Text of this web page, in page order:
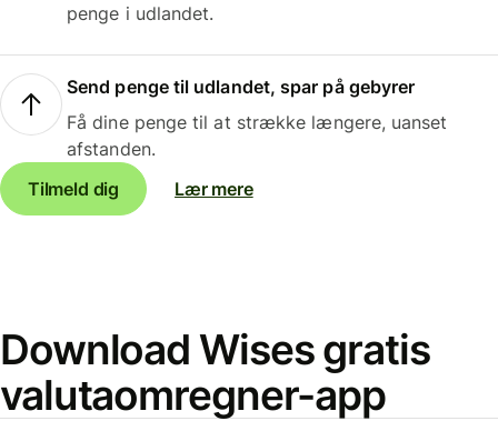
penge i udlandet.
Send penge til udlandet, spar på gebyrer
Få dine penge til at strække længere, uanset
afstanden.
Tilmeld dig
Lær mere
Download Wises gratis
valutaomregner-app